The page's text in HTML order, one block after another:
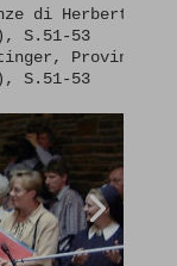
cfr. Ekklesia, n.4 (2019/3), S.51-53
S.51-53